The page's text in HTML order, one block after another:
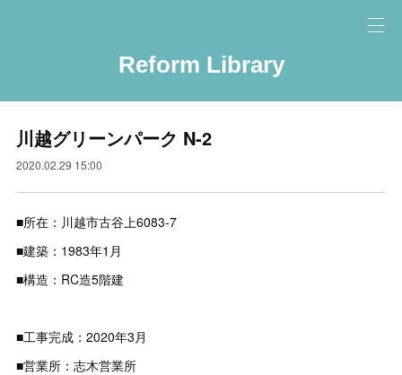
Reform Library
川越グリーンパーク N-2
2020.02.29 15:00
■所在：川越市古谷上6083-7
■建築：1983年1月
■構造：RC造5階建
■工事完成：2020年3月
■営業所：志木営業所